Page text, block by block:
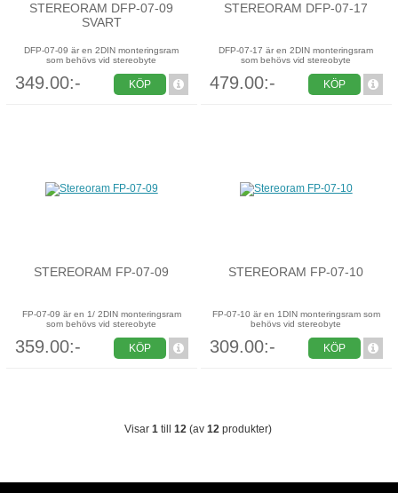
STEREORAM DFP-07-09
SVART
DFP-07-09 är en 2DIN monteringsram
som behövs vid stereobyte
349.00:- KÖP
STEREORAM DFP-07-17
DFP-07-17 är en 2DIN monteringsram
som behövs vid stereobyte
479.00:- KÖP
STEREORAM FP-07-09
FP-07-09 är en 1/ 2DIN monteringsram
som behövs vid stereobyte
359.00:- KÖP
STEREORAM FP-07-10
FP-07-10 är en 1DIN monteringsram som
behövs vid stereobyte
309.00:- KÖP
Visar 1 till 12 (av 12 produkter)